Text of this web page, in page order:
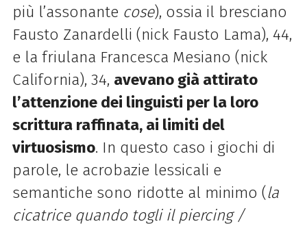
più l’assonante cose), ossia il bresciano
Fausto Zanardelli (nick Fausto Lama), 44,
e la friulana Francesca Mesiano (nick
California), 34, avevano già attirato
l’attenzione dei linguisti per la loro
scrittura raffinata, ai limiti del
virtuosismo. In questo caso i giochi di
parole, le acrobazie lessicali e
semantiche sono ridotte al minimo (la
cicatrice quando togli il piercing /